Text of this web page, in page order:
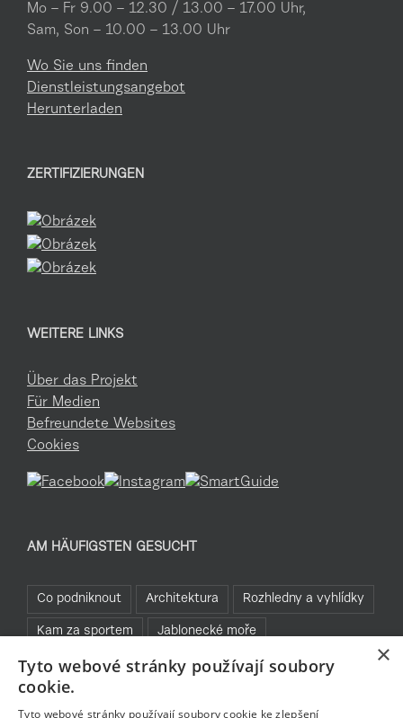
Mo – Fr 9.00 – 12.30 / 13.00 – 17.00 Uhr,
Sam, Son – 10.00 – 13.00 Uhr
Wo Sie uns finden
Dienstleistungsangebot
Herunterladen
ZERTIFIZIERUNGEN
WEITERE LINKS
Über das Projekt
Für Medien
Befreundete Websites
Cookies
AM HÄUFIGSTEN GESUCHT
Co podniknout Architektura Rozhledny a vyhlídky
Kam za sportem Jablonecké moře
Praktické informace Cyklistika Běžky
Bez bariér
×
Tyto webové stránky používají soubory
cookie.
Tyto webové stránky používají soubory cookie ke zlepšení